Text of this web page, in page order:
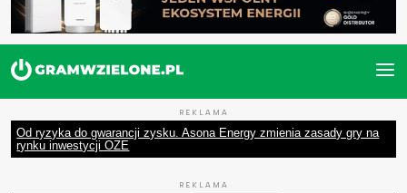
REKLAMA
Od ryzyka do gwarancji zysku. Asona Energy zmienia zasady gry na
rynku inwestycji OZE
REKLAMA